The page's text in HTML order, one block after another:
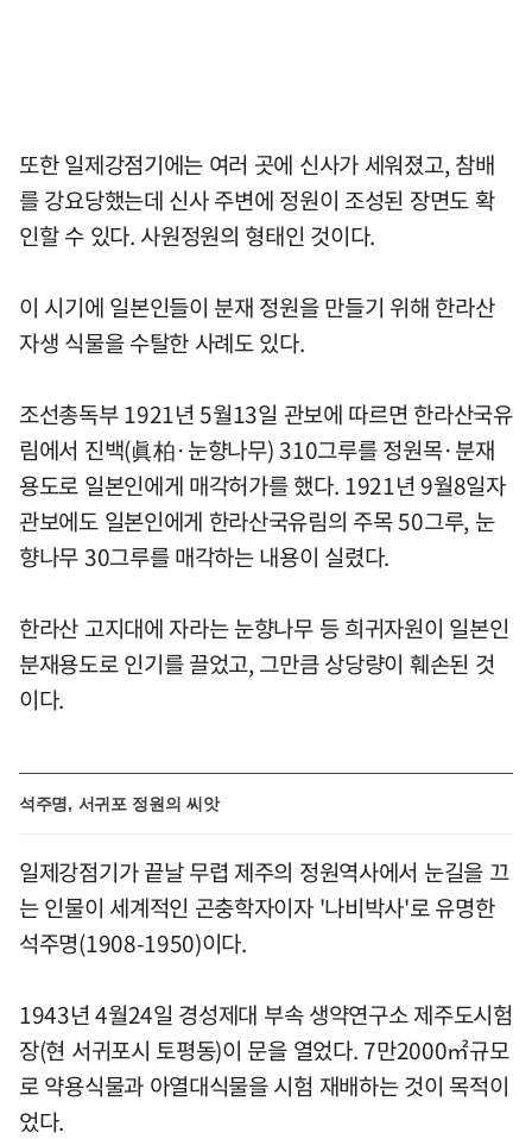
또한 일제강점기에는 여러 곳에 신사가 세워졌고, 참배
를 강요당했는데 신사 주변에 정원이 조성된 장면도 확
인할 수 있다. 사원정원의 형태인 것이다.
이 시기에 일본인들이 분재 정원을 만들기 위해 한라산
자생 식물을 수탈한 사례도 있다.
조선총독부 1921년 5월13일 관보에 따르면 한라산국유
림에서 진백(眞柏·눈향나무) 310그루를 정원목·분재
용도로 일본인에게 매각허가를 했다. 1921년 9월8일자
관보에도 일본인에게 한라산국유림의 주목 50그루, 눈
향나무 30그루를 매각하는 내용이 실렸다.
한라산 고지대에 자라는 눈향나무 등 희귀자원이 일본인
분재용도로 인기를 끌었고, 그만큼 상당량이 훼손된 것
이다.
석주명, 서귀포 정원의 씨앗
일제강점기가 끝날 무렵 제주의 정원역사에서 눈길을 끄
는 인물이 세계적인 곤충학자이자 '나비박사'로 유명한
석주명(1908-1950)이다.
1943년 4월24일 경성제대 부속 생약연구소 제주도시험
장(현 서귀포시 토평동)이 문을 열었다. 7만2000㎡규모
로 약용식물과 아열대식물을 시험 재배하는 것이 목적이
었다.